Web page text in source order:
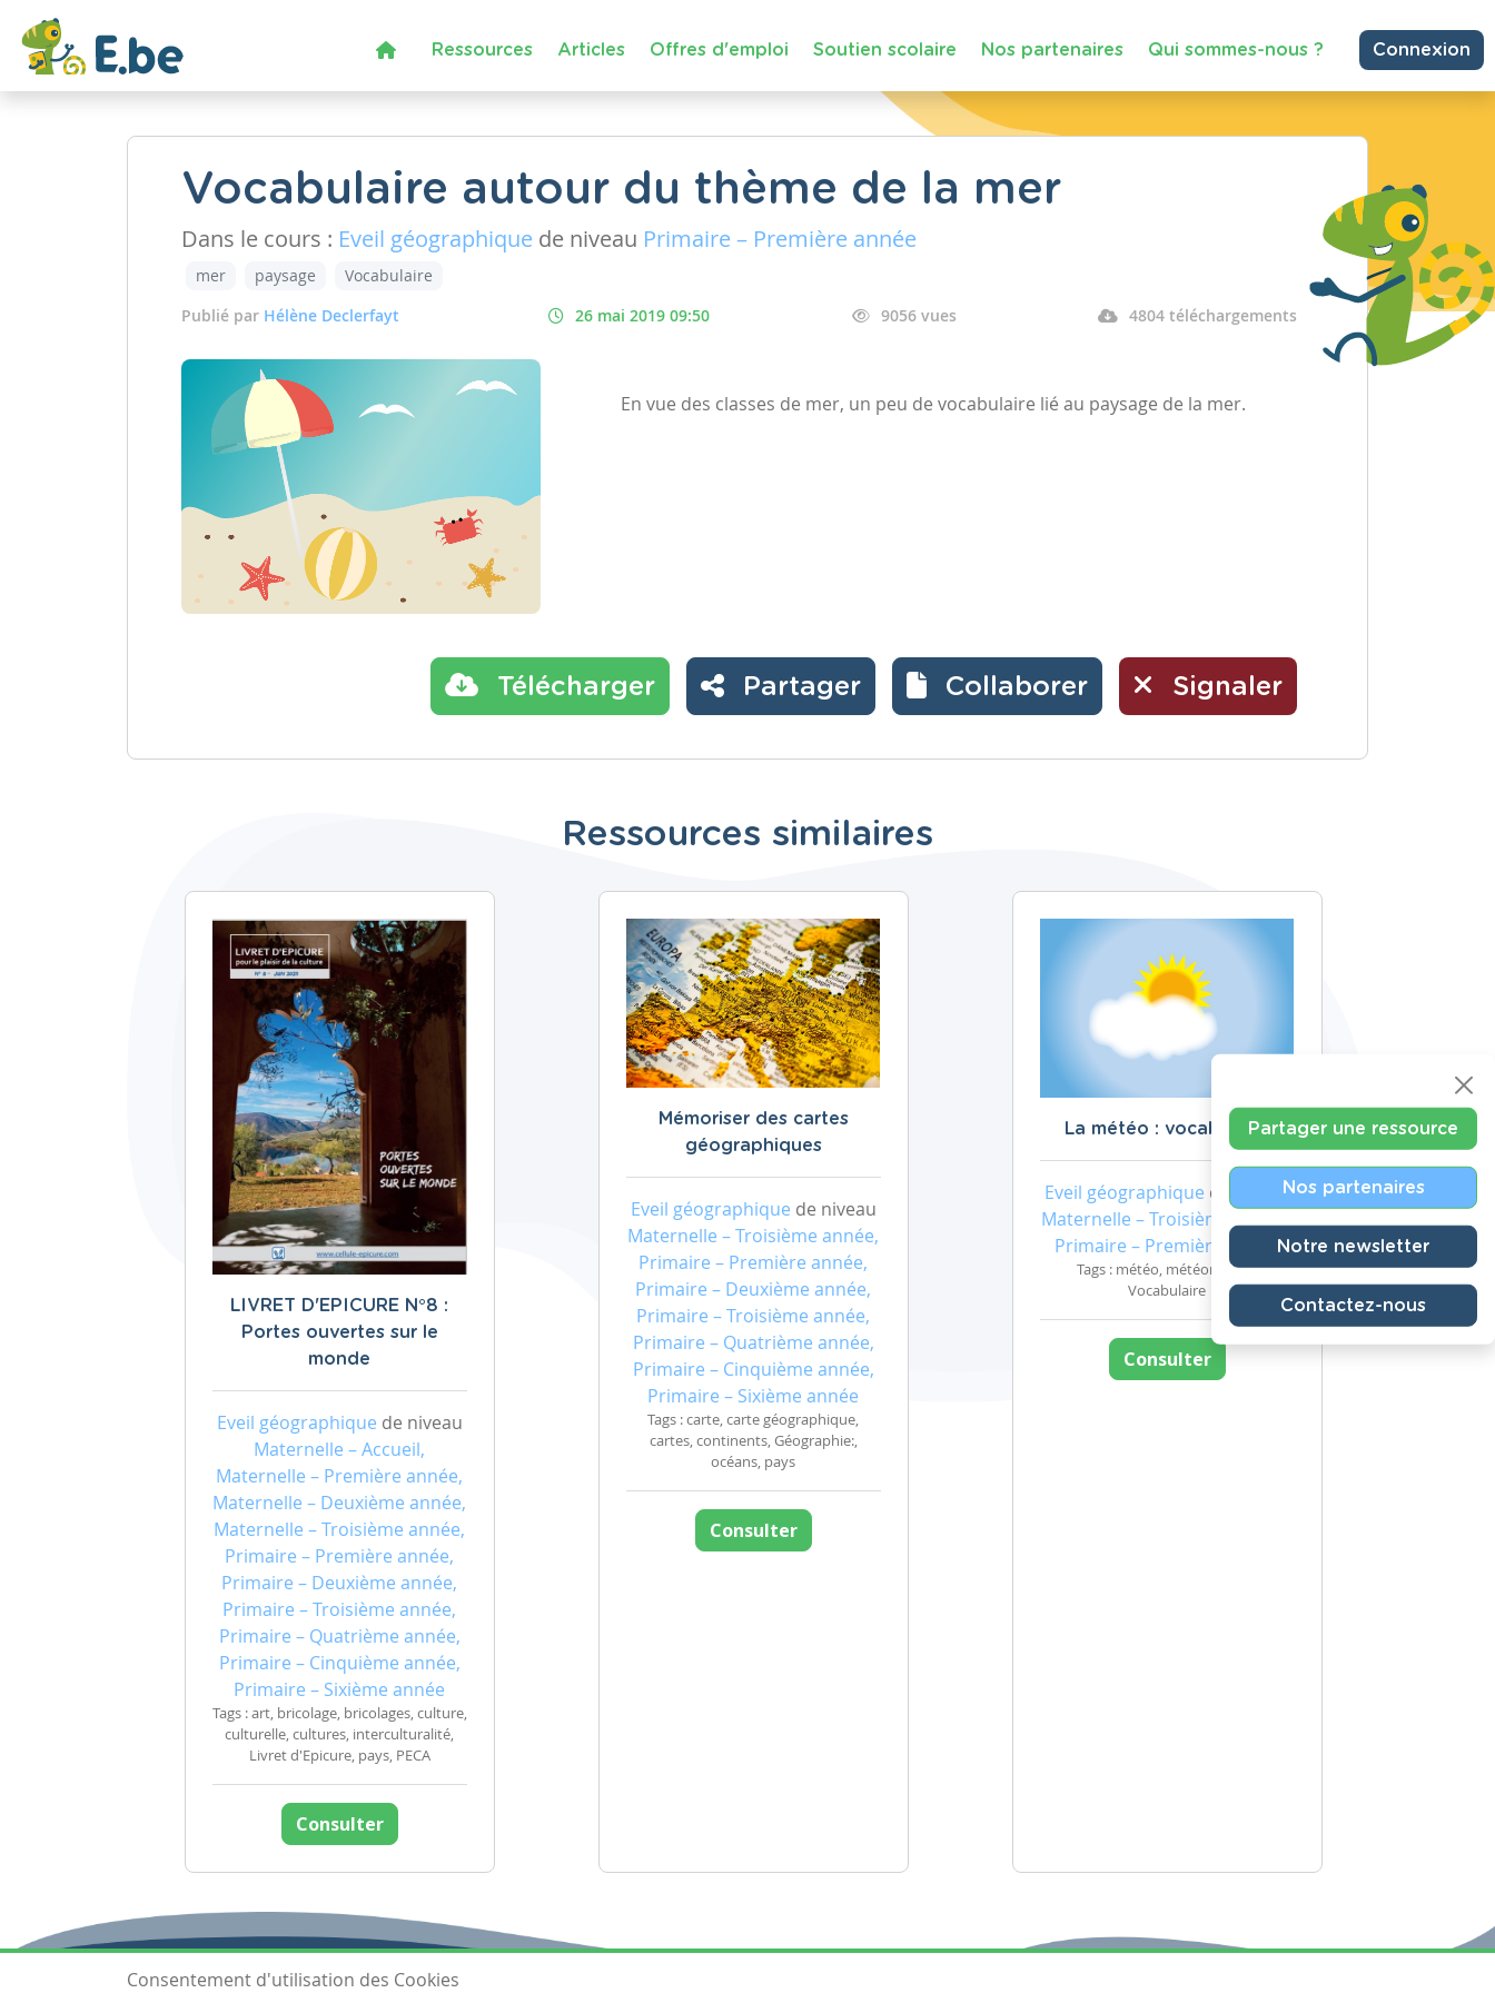
Ressources Articles Offres d'emploi Soutien scolaire Nos partenaires Qui sommes-nous ? Connexion
Vocabulaire autour du thème de la mer
Dans le cours : Eveil géographique de niveau Primaire – Première année
mer paysage
Vocabulaire
Publié par Hélène Declerfayt 26 mai 2019 09:50 9056 vues 4804 téléchargements
En vue des classes de mer, un peu de vocabulaire lié au paysage de la mer.
Télécharger Partager Collaborer Signaler
Ressources similaires
LIVRET D'EPICURE N°8 :
Portes ouvertes sur le
monde
Eveil géographique de niveau
Maternelle – Accueil,
Maternelle – Première année,
Maternelle – Deuxième année,
Maternelle – Troisième année,
Primaire – Première année,
Primaire – Deuxième année,
Primaire – Troisième année,
Primaire – Quatrième année,
Primaire – Cinquième année,
Primaire – Sixième année
Tags : art, bricolage, bricolages, culture,
culturelle, cultures, interculturalité,
Livret d'Epicure, pays, PECA
Consulter
Mémoriser des cartes
géographiques
Eveil géographique de niveau
Maternelle – Troisième année,
Primaire – Première année,
Primaire – Deuxième année,
Primaire – Troisième année,
Primaire – Quatrième année,
Primaire – Cinquième année,
Primaire – Sixième année
Tags : carte, carte géographique,
cartes, continents, Géographie:,
océans, pays
Consulter
La météo : vocabulaire
Eveil géographique de niveau
Maternelle – Troisième année,
Primaire – Première année
Tags : météo, météorologie,
Vocabulaire
Consulter
Partager une ressource
Nos partenaires
Notre newsletter
Contactez-nous
Consentement d'utilisation des Cookies